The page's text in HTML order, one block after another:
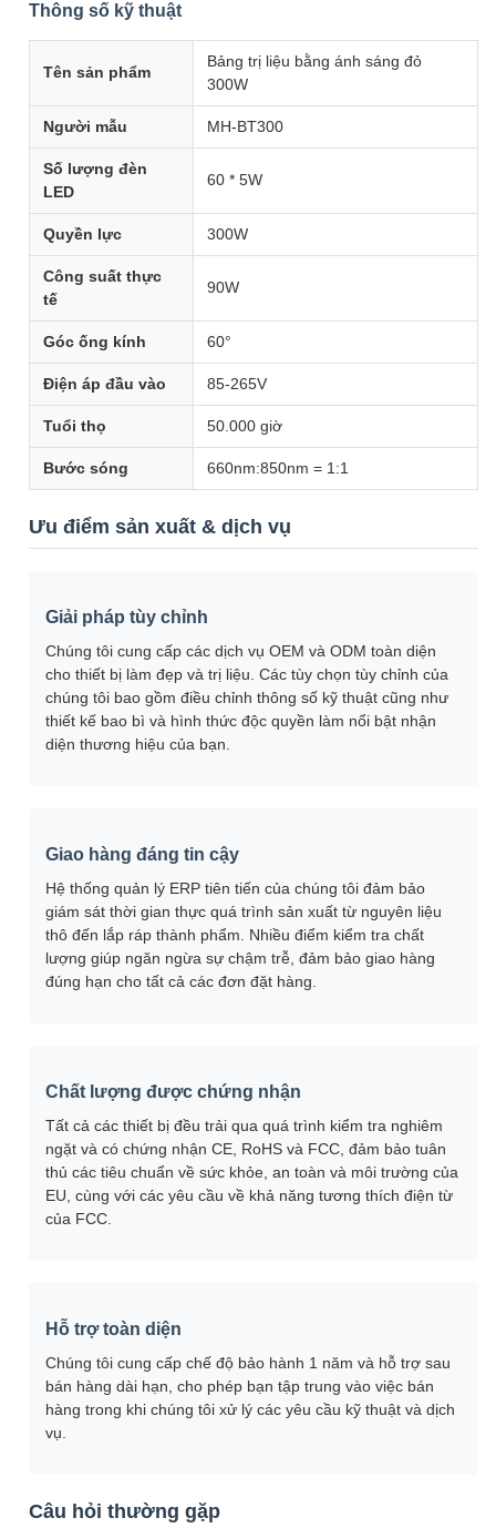
Thông số kỹ thuật
Tên sản phẩm
Bảng trị liệu bằng ánh sáng đỏ
300W
Người mẫu MH-BT300
Số lượng đèn
LED
60 * 5W
Quyền lực 300W
Công suất thực
tế
90W
Góc ống kính 60°
Điện áp đầu vào 85-265V
Tuổi thọ 50.000 giờ
Bước sóng 660nm:850nm = 1:1
Ưu điểm sản xuất & dịch vụ
Giải pháp tùy chỉnh
Chúng tôi cung cấp các dịch vụ OEM và ODM toàn diện
cho thiết bị làm đẹp và trị liệu. Các tùy chọn tùy chỉnh của
chúng tôi bao gồm điều chỉnh thông số kỹ thuật cũng như
thiết kế bao bì và hình thức độc quyền làm nổi bật nhận
diện thương hiệu của bạn.
Giao hàng đáng tin cậy
Hệ thống quản lý ERP tiên tiến của chúng tôi đảm bảo
giám sát thời gian thực quá trình sản xuất từ ​​nguyên liệu
thô đến lắp ráp thành phẩm. Nhiều điểm kiểm tra chất
lượng giúp ngăn ngừa sự chậm trễ, đảm bảo giao hàng
đúng hạn cho tất cả các đơn đặt hàng.
Chất lượng được chứng nhận
Tất cả các thiết bị đều trải qua quá trình kiểm tra nghiêm
ngặt và có chứng nhận CE, RoHS và FCC, đảm bảo tuân
thủ các tiêu chuẩn về sức khỏe, an toàn và môi trường của
EU, cùng với các yêu cầu về khả năng tương thích điện từ
của FCC.
Hỗ trợ toàn diện
Chúng tôi cung cấp chế độ bảo hành 1 năm và hỗ trợ sau
bán hàng dài hạn, cho phép bạn tập trung vào việc bán
hàng trong khi chúng tôi xử lý các yêu cầu kỹ thuật và dịch
vụ.
Câu hỏi thường gặp